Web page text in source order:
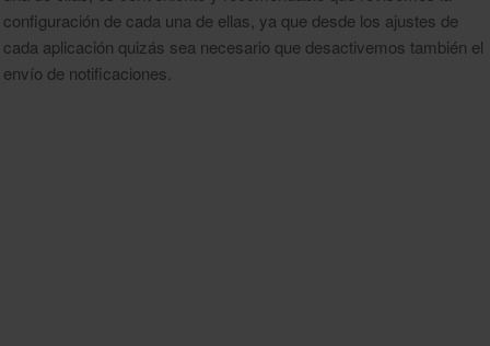
configuración de cada una de ellas, ya que desde los ajustes de
cada aplicación quizás sea necesario que desactivemos también el
envío de notificaciones.